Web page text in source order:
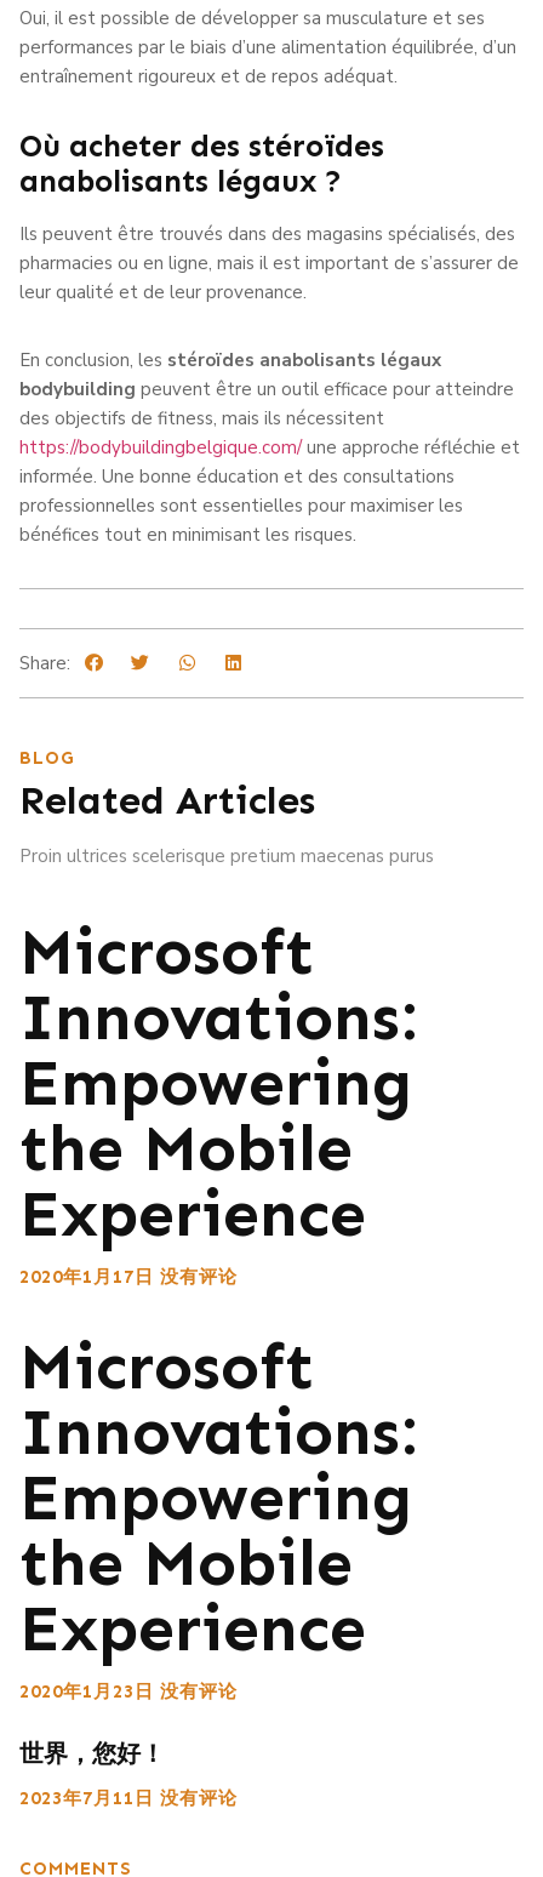
Oui, il est possible de développer sa musculature et ses
performances par le biais d’une alimentation équilibrée, d’un
entraînement rigoureux et de repos adéquat.
Où acheter des stéroïdes
anabolisants légaux ?
Ils peuvent être trouvés dans des magasins spécialisés, des
pharmacies ou en ligne, mais il est important de s’assurer de
leur qualité et de leur provenance.
En conclusion, les stéroïdes anabolisants légaux
bodybuilding peuvent être un outil efficace pour atteindre
des objectifs de fitness, mais ils nécessitent
https://bodybuildingbelgique.com/une approche réfléchie et
informée. Une bonne éducation et des consultations
professionnelles sont essentielles pour maximiser les
bénéfices tout en minimisant les risques.
Share:
BLOG
Related Articles
Proin ultrices scelerisque pretium maecenas purus
Microsoft
Innovations:
Empowering
the Mobile
Experience
2020年1月17日 没有评论
Microsoft
Innovations:
Empowering
the Mobile
Experience
2020年1月23日 没有评论
世界，您好！
2023年7月11日 没有评论
COMMENTS